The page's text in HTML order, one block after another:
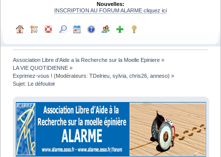
Nouvelles:
INSCRIPTION AU FORUM ALARME cliquez ici
Association Libre d'Aide a la Recherche sur la Moelle Epiniere »
LA VIE QUOTIDIENNE »
Exprimez-vous ! (Modérateurs:TDelrieu ,sylvia ,chris26 ,anneso) »
Sujet: Le défouloir